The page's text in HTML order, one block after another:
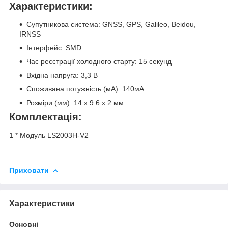
Характеристики:
Супутникова система: GNSS, GPS, Galileo, Beidou,
IRNSS
Інтерфейс: SMD
Час реєстрації холодного старту: 15 секунд
Вхідна напруга: 3,3 В
Споживана потужність (мА): 140мА
Розміри (мм): 14 x 9.6 x 2 мм
Комплектація:
1 * Модуль LS2003H-V2
Приховати
Характеристики
Основні